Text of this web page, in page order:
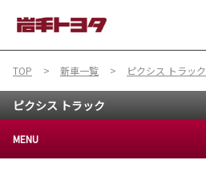
TOP 新車一覧 ピクシス トラック
ピクシス トラック
MENU